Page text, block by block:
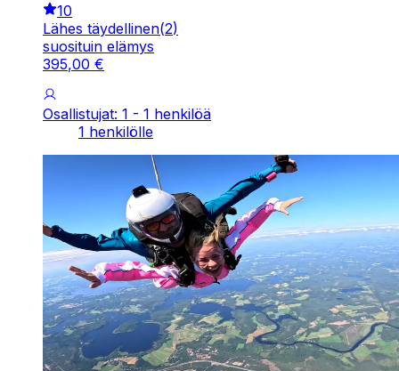
10
Lähes täydellinen(2)
suosituin elämys
395,00 €
Osallistujat: 1 - 1 henkilöä
1 henkilölle